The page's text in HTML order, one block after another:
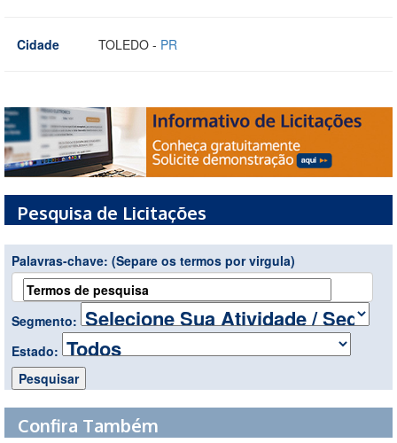
Cidade TOLEDO - PR
Pesquisa de Licitações
Palavras-chave: (Separe os termos por virgula)
Segmento:
Estado:
Confira Também